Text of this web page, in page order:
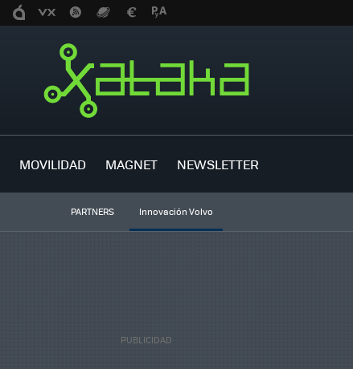
MOVILIDAD MAGNET NEWSLETTER
PARTNERS Innovación Volvo